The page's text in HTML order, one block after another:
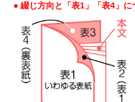
● 綴じ方向と「表1」「表4」に